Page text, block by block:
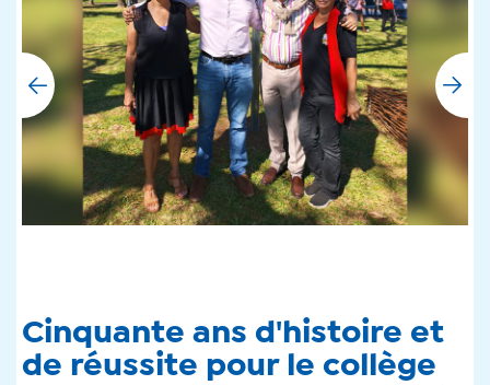
Cinquante ans d'histoire et
de réussite pour le collège